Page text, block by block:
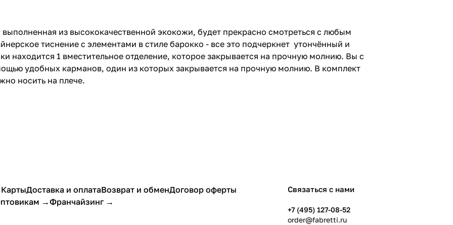
из высококачественной экокожи, будет прекрасно смотреться с любым
тиснение с элементами в стиле барокко - все это подчеркнет утончённый и
находится 1 вместительное отделение, которое закрывается на прочную молнию. Вы с
удобных карманов, один из которых закрывается на прочную молнию. В комплект
носить на плече.
Доставка и оплатаВозврат и обменДоговор оферты
→Франчайзинг →
Связаться с нами
+7 (495) 127-08-52
order@fabretti.ru